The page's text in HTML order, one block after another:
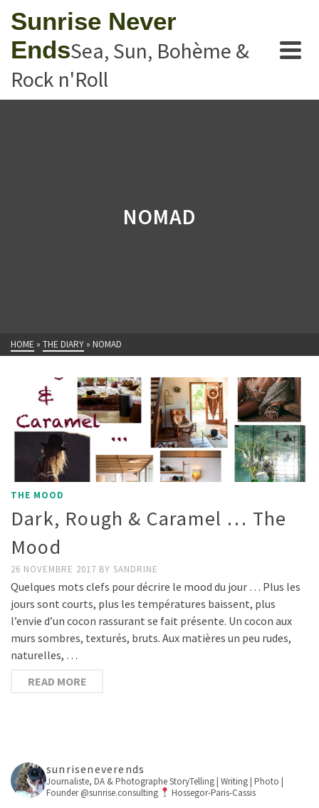
Sunrise Never
EndsSea, Sun, Bohème &
Rock n'Roll
NOMAD
HOME » THE DIARY » NOMAD
THE MOOD
Dark, Rough & Caramel … The
Mood
26 NOVEMBRE 2017 BY SANDRINE
Quelques mots clefs pour décrire le mood du jour … Plus les
jours sont courts, plus les températures baissent, plus
l’envie d’un cocon rassurant se fait présente. Un cocon aux
murs sombres, texturés, bruts. Aux matières un peu rudes,
naturelles, …
READ MORE
sunriseneverends
Journaliste, DA & PhotographeStoryTelling | Writing | Photo |
Founder @sunrise.consulting
Hossegor-Paris-Cassis